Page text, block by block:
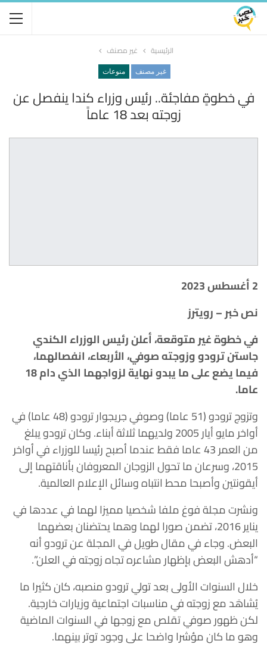
الرئيسية غير مصنف
غير مصنف منوعات
في خطوةٍ مفاجئة.. رئيس وزراء كندا ينفصل عن
زوجته بعد 18 عاماً
2 أغسطس 2023
نص خبر – رويترز
في خطوة غير متوقعة، أعلن رئيس الوزراء الكندي
جاستن ترودو وزوجته صوفي، الأربعاء، انفصالهما،
فيما يضع على ما يبدو نهاية لزواجهما الذي دام 18
عاما.
وتزوج ترودو (51 عاما) وصوفي جريجوار ترودو (48 عاما) في
أواخر مايو أيار 2005 ولديهما ثلاثة أبناء. وكان ترودو يبلغ
من العمر 43 عاما فقط عندما أصبح رئيسا للوزراء في أواخر
2015، وسرعان ما تحول الزوجان المعروفان بأناقتهما إلى
أيقونتين وأصبحا محط انتباه وسائل الإعلام العالمية.
ونشرت مجلة فوغ ملفا شخصيا مميزا لهما في عددها في
يناير 2016، تضمن صورا لهما وهما يحتضنان‭‭ ‬‬بعضهما
البعض. وجاء في مقال طويل في المجلة عن ترودو أنه
“أدهش البعض بإظهار مشاعره تجاه زوجته في العلن”.
خلال السنوات الأولى بعد تولي ترودو منصبه، كان كثيرا ما
يُشاهَد مع زوجته في مناسبات اجتماعية وزيارات خارجية.
لكن ظهور صوفي تقلص مع زوجها في السنوات الماضية
وهو ما كان مؤشرا واضحا على وجود توتر بينهما.